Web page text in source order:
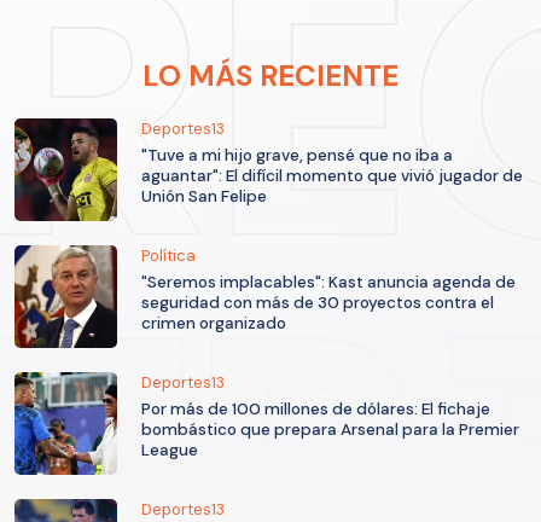
LO MÁS RECIENTE
Deportes13
"Tuve a mi hijo grave, pensé que no iba a
aguantar": El difícil momento que vivió jugador de
Unión San Felipe
Política
"Seremos implacables": Kast anuncia agenda de
seguridad con más de 30 proyectos contra el
crimen organizado
Deportes13
Por más de 100 millones de dólares: El fichaje
bombástico que prepara Arsenal para la Premier
League
Deportes13